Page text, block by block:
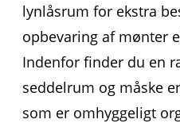
lynlåsrum for ekstra
opbevaring af mønter
Indenfor finder du en
seddelrum og måske
som er omhyggeligt